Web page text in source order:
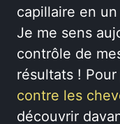
capillaire en
Je me sens
contrôle de
résultats ! Pour
contre les
découvrir